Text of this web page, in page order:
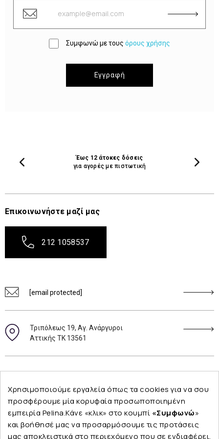
Συμφωνώ με τους όρους χρήσης
Εγγραφή
Έως 12 άτοκες δόσεις
για αγορές με πιστωτική
Επικοινωνήστε μαζί μας
212 1058537
[email protected]
Τριπόλεως 19, Αγ. Ανάργυροι
Αττικής ΤΚ 13561
Εταιρεία
Χρησιμοποιούμε εργαλεία όπως τα cookies για να σου
προσφέρουμε μία κορυφαία προσωποποιημένη
εμπειρία Pelina.Κάνε «κλικ» στο κουμπί «Συμφωνώ»
και βοήθησέ μας να προσαρμόσουμε τις προτάσεις
μας αποκλειστικά στο περιεχόμενο που σε ενδιαφέρει.